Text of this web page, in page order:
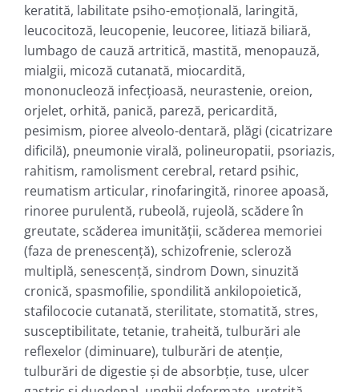
keratită, labilitate psiho-emoţională, laringită,
leucocitoză, leucopenie, leucoree, litiază biliară,
lumbago de cauză artritică, mastită, menopauză,
mialgii, micoză cutanată, miocardită,
mononucleoză infecţioasă, neurastenie, oreion,
orjelet, orhită, panică, pareză, pericardită,
pesimism, pioree alveolo-dentară, plăgi (cicatrizare
dificilă), pneumonie virală, polineuropatii, psoriazis,
rahitism, ramolisment cerebral, retard psihic,
reumatism articular, rinofaringită, rinoree apoasă,
rinoree purulentă, rubeolă, rujeolă, scădere în
greutate, scăderea imunităţii, scăderea memoriei
(faza de prenescenţă), schizofrenie, scleroză
multiplă, senescenţă, sindrom Down, sinuzită
cronică, spasmofilie, spondilită ankilopoietică,
stafilococie cutanată, sterilitate, stomatită, stres,
susceptibilitate, tetanie, traheită, tulburări ale
reflexelor (diminuare), tulburări de atenţie,
tulburări de digestie şi de absorbţie, tuse, ulcer